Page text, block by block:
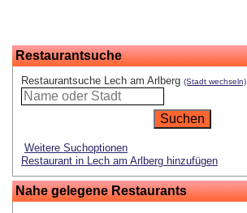
Restaurantsuche
Restaurantsuche Lech am Arlberg (Stadt wechseln)
Weitere Suchoptionen
Restaurant in Lech am Arlberg hinzufügen
Nahe gelegene Restaurants